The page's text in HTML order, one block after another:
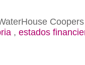
, estados